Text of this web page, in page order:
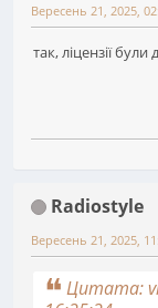
Вересень 21, 2025,
так, ліцензії були
Radiostyle
Вересень 21, 2025,
Цитата: